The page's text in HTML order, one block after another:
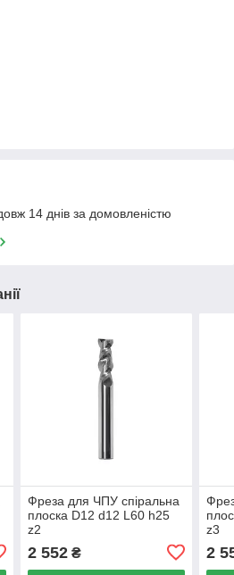
14 днів за домовленістю
Фреза для ЧПУ спіральна
плоска D12 d12 L60 h25
z2
2 552₴
z3
2